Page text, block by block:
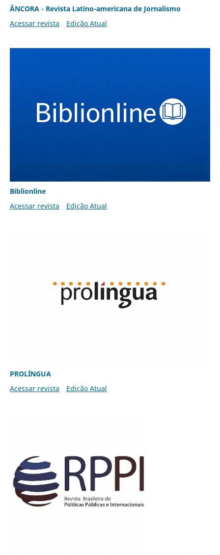
ÂNCORA - Revista Latino-americana de Jornalismo
Acessar revista
Edição Atual
Biblionline
Acessar revista
Edição Atual
PROLÍNGUA
Acessar revista
Edição Atual